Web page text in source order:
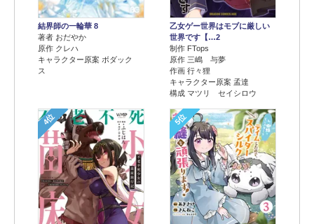
結界師の一輪華 8
著者 おだやか
原作 クレハ
キャラクター原案 ボダック
ス
乙女ゲー世界はモブに厳しい
世界です【…2
制作 FTops
原作 三嶋 与夢
作画 行々狸
キャラクター原案 孟達
構成 マツリ セイシロウ
4位 5位